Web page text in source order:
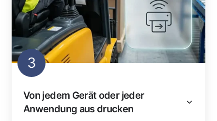
3
Von jedem Gerät oder jeder
Anwendung aus drucken